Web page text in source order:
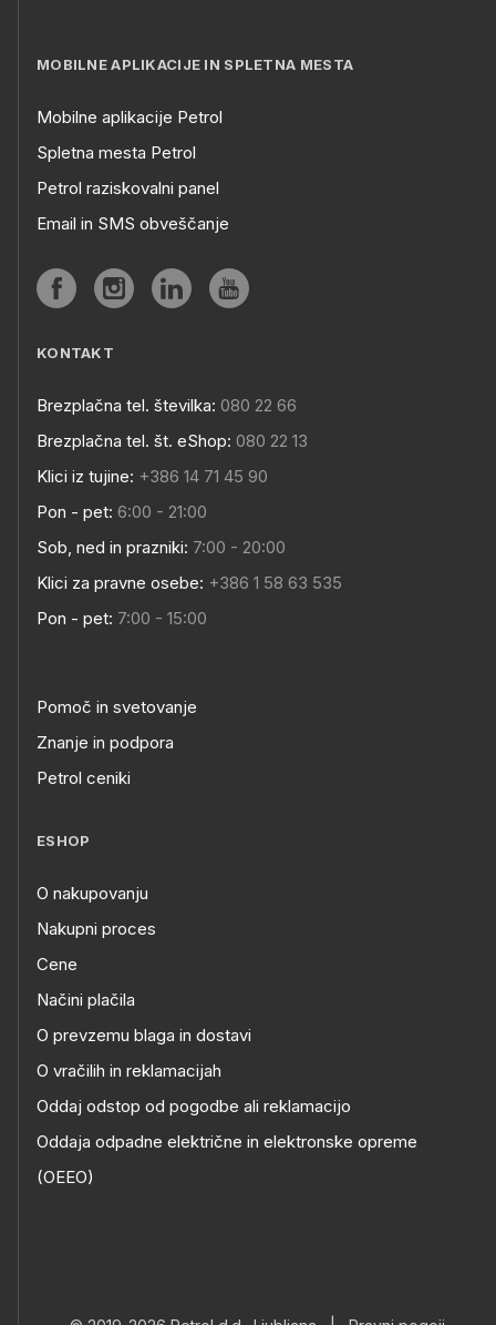
MOBILNE APLIKACIJE IN SPLETNA MESTA
Mobilne aplikacije Petrol
Spletna mesta Petrol
Petrol raziskovalni panel
Email in SMS obveščanje
KONTAKT
Brezplačna tel. številka: 080 22 66
Brezplačna tel. št. eShop: 080 22 13
Klici iz tujine: +386 14 71 45 90
Pon - pet: 6:00 - 21:00
Sob, ned in prazniki: 7:00 - 20:00
Klici za pravne osebe: +386 1 58 63 535
Pon - pet: 7:00 - 15:00
Pomoč in svetovanje
Znanje in podpora
Petrol ceniki
ESHOP
O nakupovanju
Nakupni proces
Cene
Načini plačila
O prevzemu blaga in dostavi
O vračilih in reklamacijah
Oddaj odstop od pogodbe ali reklamacijo
Oddaja odpadne električne in elektronske opreme
(OEEO)